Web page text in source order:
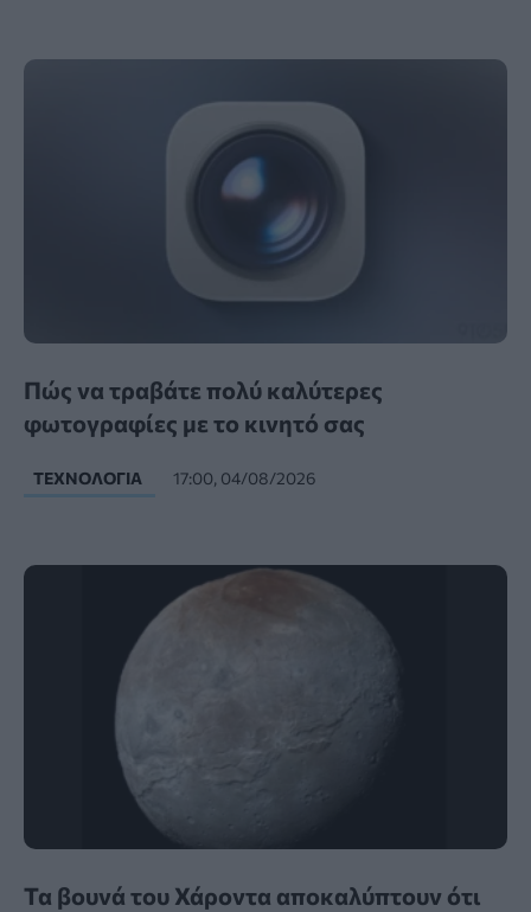
Πώς να τραβάτε πολύ καλύτερες
φωτογραφίες με το κινητό σας
ΤΕΧΝΟΛΟΓΊΑ 17:00, 04/08/2026
Τα βουνά του Χάροντα αποκαλύπτουν ότι